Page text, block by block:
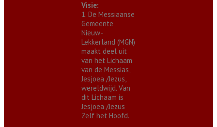
Visie:
1. De Messiaanse
Gemeente
Nieuw-
Lekkerland (MGN)
maakt deel uit
van het Lichaam
van de Messias,
Jesjoea /Jezus,
wereldwijd. Van
dit Lichaam is
Jesjoea /Jezus
Zelf het Hoofd.